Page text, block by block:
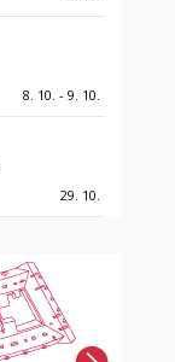
8. 10. - 9. 10.
29. 10.